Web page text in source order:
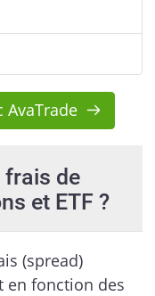
AvaTrade
frais de
et ETF ?
(spread)
en fonction des